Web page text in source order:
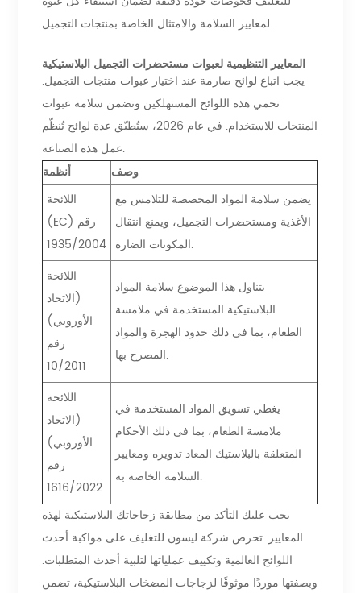
لمعايير السلامة والامتثال الخاصة بمنتجات التجميل.
المعايير التنظيمية لعبوات مستحضرات التجميل البلاستيكية
يجب اتباع لوائح صارمة عند اختيار عبوات منتجات التجميل.
تحمي هذه اللوائح المستهلكين وتضمن سلامة عبوات
المنتجات للاستخدام. في عام 2026، ستُطبّق عدة لوائح تُنظّم
عمل هذه الصناعة.
أنظمة
وصف
اللائحة
(EC) رقم
1935/2004
يضمن سلامة المواد المخصصة للتلامس مع
الأغذية ومستحضرات التجميل، ويمنع انتقال
المكونات الضارة.
اللائحة
(الاتحاد
الأوروبي)
رقم
10/2011
يتناول هذا الموضوع سلامة المواد
البلاستيكية المستخدمة في ملامسة
الطعام، بما في ذلك حدود الهجرة والمواد
المصرح بها.
اللائحة
(الاتحاد
الأوروبي)
رقم
1616/2022
يغطي تسويق المواد المستخدمة في
ملامسة الطعام، بما في ذلك الأحكام
المتعلقة بالبلاستيك المعاد تدويره ومعايير
السلامة الخاصة به.
يجب عليك التأكد من مطابقة زجاجاتك البلاستيكية لهذه
المعايير. تحرص شركة ليسون للتغليف على مواكبة أحدث
اللوائح العالمية وتكييف عملياتها لتلبية أحدث المتطلبات.
وبصفتها موردًا موثوقًا لزجاجات المضخات البلاستيكية، تضمن